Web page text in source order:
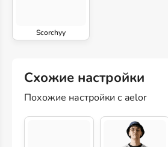
Scorchyy
Схожие настройки
Похожие настройки с aelor